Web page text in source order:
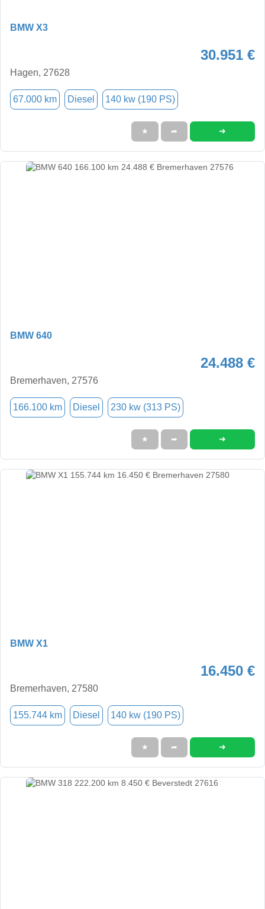
BMW X3
30.951 €
Hagen, 27628
67.000 km Diesel 140 kw (190 PS)
★ ➦ ➜
BMW 640
24.488 €
Bremerhaven, 27576
166.100 km Diesel 230 kw (313 PS)
★ ➦ ➜
BMW X1
16.450 €
Bremerhaven, 27580
155.744 km Diesel 140 kw (190 PS)
★ ➦ ➜